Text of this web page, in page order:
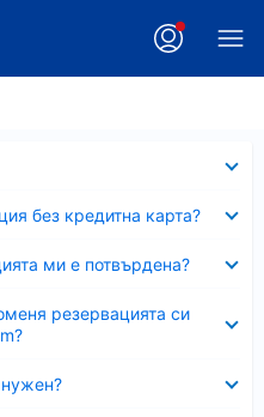
без кредитна карта?
ми е потвърдена?
резервацията си